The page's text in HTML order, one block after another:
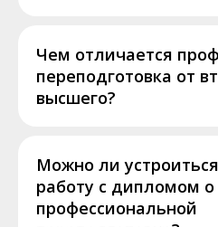
Чем отличается
переподготовка от
высшего?
Можно ли
работу с дипломом о
профессиональной